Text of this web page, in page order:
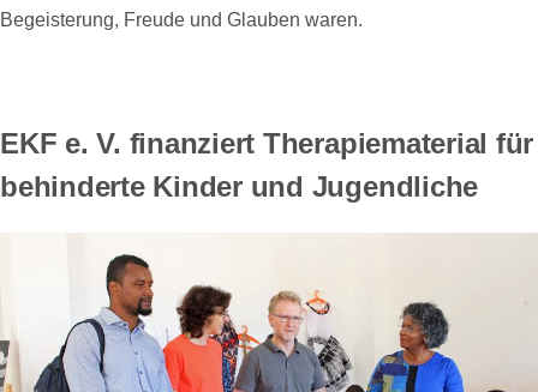
Begeisterung, Freude und Glauben waren.
EKF e. V. finanziert Therapiematerial für
behinderte Kinder und Jugendliche